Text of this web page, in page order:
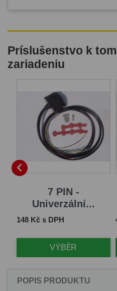
Príslušenstvo k
zariadeniu

7 PIN -
Univerzální...
Cena
148 Kč s DPH
VÝBĚR
POPIS PRODUKTU